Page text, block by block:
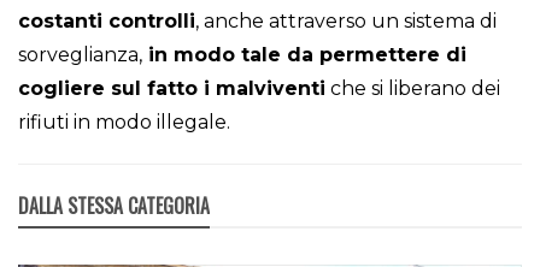
costanti controlli, anche attraverso un sistema di
sorveglianza, in modo tale da permettere di
cogliere sul fatto i malviventi che si liberano dei
rifiuti in modo illegale.
DALLA STESSA CATEGORIA